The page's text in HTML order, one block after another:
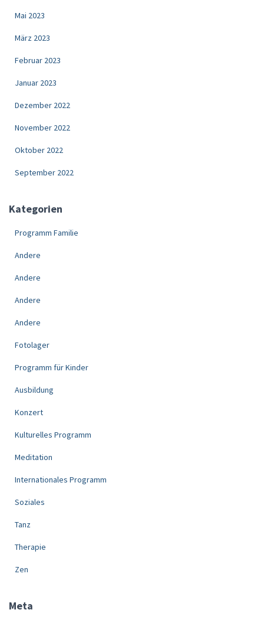
Mai 2023
März 2023
Februar 2023
Januar 2023
Dezember 2022
November 2022
Oktober 2022
September 2022
Kategorien
Programm Familie
Andere
Andere
Andere
Andere
Fotolager
Programm für Kinder
Ausbildung
Konzert
Kulturelles Programm
Meditation
Internationales Programm
Soziales
Tanz
Therapie
Zen
Meta